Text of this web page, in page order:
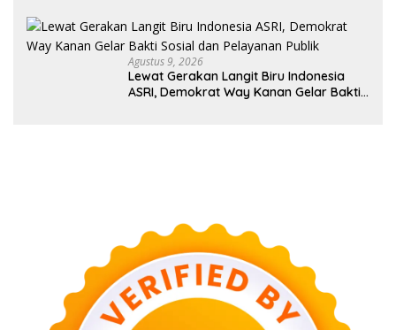
Agustus 9, 2026
Lewat Gerakan Langit Biru Indonesia
ASRI, Demokrat Way Kanan Gelar Bakti